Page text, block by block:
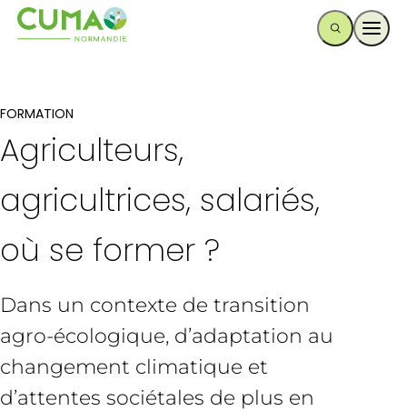
FORMATION
Agriculteurs,
agricultrices, salariés,
où se former ?
Dans un contexte de transition
agro-écologique, d’adaptation au
changement climatique et
d’attentes sociétales de plus en